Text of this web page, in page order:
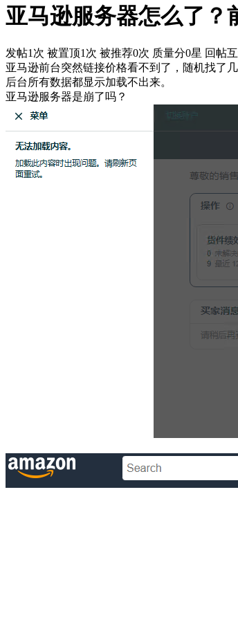
亚马逊服务器怎么了？
发帖1次 被置顶1次 被推荐0次 质量分0星 回帖
亚马逊前台突然链接价格看不到了，随机找了
后台所有数据都显示加载不出来。
亚马逊服务器是崩了吗？